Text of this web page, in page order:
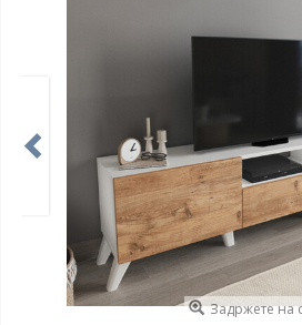
Задржете на